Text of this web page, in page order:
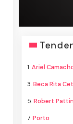
1.Ariel
3.Beca Rita Cetina
5.Robert
7.Porto